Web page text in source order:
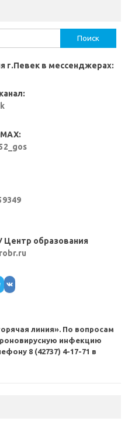
г.Певек в мессенджерах:
образования
VK
линия». По вопросам
инфекцию
8 (42737) 4-17-71 в